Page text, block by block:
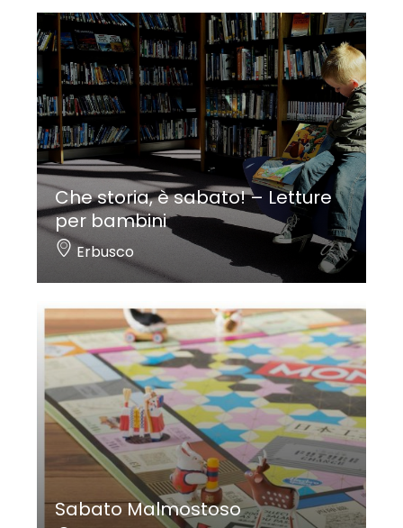
Che storia, è sabato! – Letture
per bambini
Erbusco
Sabato Malmostoso